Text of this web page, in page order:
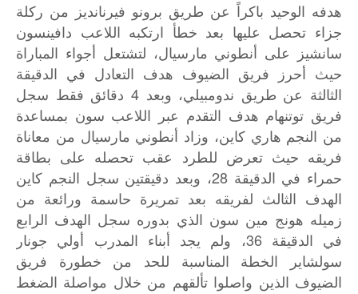
هدفه الوحيد باكراً عن طريق برونو فيرنانديز من ركلة
جزاء تحصل عليها بعد خطأ ارتكبه اللاعب
دافينسون
سانشيز
على أنطوني مارسيال، لتشتعل أجواء المباراة
حيث
أحرز فريق الضيوف هدف التعادل في
الدقيقة
الثالثة عن طريق ندومبيلي، وبعد 4 دقائق فقط سجل
فريق توتنهام هدف التقدم عبر اللاعب سون بمساعدة
من النجم هاري كاين، وزاد أنطوني مارسيال من معاناة
فريقه
حيث تعرض للطرد عقب تحصله على
بطاقة
حمراء في الدقيقة 28 ، وبعد دقيقتين سجل النجم كاين
الهدف
الثالث لفريقه بعد تمريرة حاسمة ورائعة
من
زميله هونج مين سون الذي بدوره سجل الهدف الرابع
في
الدقيقة 36 ، ولم يجد أبناء المدرب أولي
جونار
سولشاير
الخطة المناسبة للحد من خطورة
فريق
الضيوف الذين واصلوا تألقهم من خلال مواصلة الضغط